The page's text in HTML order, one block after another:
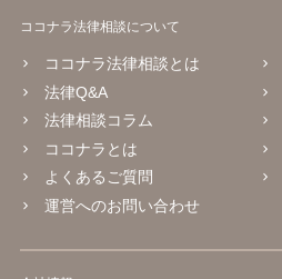
ココナラ法律相談について
ココナラ法律相談とは
法律Q&A
法律相談コラム
ココナラとは
よくあるご質問
運営へのお問い合わせ